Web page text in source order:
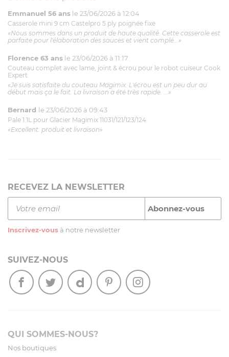
Emmanuel 56 ans le 23/06/2026 à 12:04
Casserole mini 9 cm Castelpro 5 ply poignée fixe
«Nous sommes dans un produit de haute qualité. Cette casserole est
parfaite pour l'élaboration des sauces et vient complé...»
Florence 63 ans le 23/06/2026 à 11:17
Couteau complet avec lame, joint & écrou pour le robot cuiseur Cook
Expert
«Je suis satisfaite du couteau Magimix. L'écrou est un peu dur au
début mais ça le fait. La livraison a été très rapide. ...»
Bernard le 23/06/2026 à 09:43
Pale 1.1L pour Glacier Magimix 11031/121/123/124
«Excellent: produit et livraison»
RECEVEZ LA NEWSLETTER
Inscrivez-vous à notre newsletter
SUIVEZ-NOUS
QUI SOMMES-NOUS?
Nos boutiques